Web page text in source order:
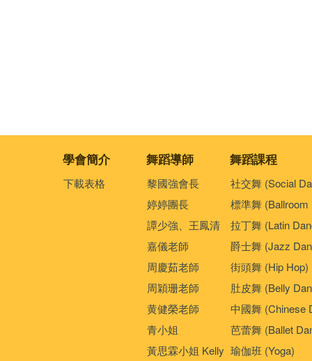
學會簡介 舞蹈導師 舞蹈課程
下載表格
黎國強會長
婷婷團長
譚少強、王鳳清
嘉儀老師
周慶茹老師
周穎珊老師
黄健榮老師
青小姐
黃思霖小姐 Kelly
社交舞 (Social
標準舞 (Ballroom
拉丁舞 (Latin
爵士舞 (Jazz
街頭舞 (Hip Hop)
肚皮舞 (Belly
中國舞 (Chinese
芭蕾舞 (Ballet
瑜伽班 (Yoga)